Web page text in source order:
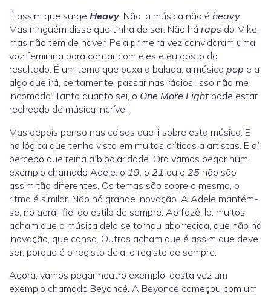
É assim que surge Heavy. Não, a música não é heavy.
Mas ninguém disse que tinha de ser. Não há raps do Mike,
mas não tem de haver. Pela primeira vez convidaram uma
voz feminina para cantar com eles e eu gosto do
resultado. É um tema que puxa a balada, a música pop e a
algo que irá, certamente, passar nas rádios. Isso não me
incomoda. Tanto quanto sei, o One More Light pode estar
recheado de música incrível.
Mas depois penso nas coisas que li sobre esta música. E
na lógica que tenho visto em muitas críticas a artistas. E aí
percebo que reina a bipolaridade. Ora vamos pegar num
exemplo chamado Adele: o 19, o 21 ou o 25 não são
assim tão diferentes. Os temas são sobre o mesmo, o
ritmo é similar. Não há grande inovação. A Adele mantém-
se, no geral, fiel ao estilo de sempre. Ao fazê-lo, muitos
acham que a música dela se tornou aborrecida, que não há
inovação, que cansa. Outros acham que é assim que deve
ser, porque é o registo dela, o registo de sempre.
Agora, vamos pegar noutro exemplo, desta vez um
exemplo chamado Beyoncé. A Beyoncé começou com um